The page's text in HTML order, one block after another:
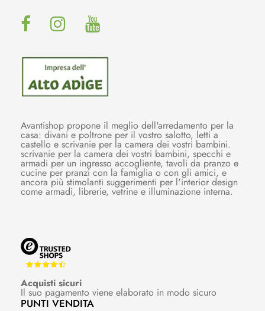
Avantishop propone il meglio dell'arredamento per la
casa: divani e poltrone per il vostro salotto, letti a
castello e scrivanie per la camera dei vostri bambini.
scrivanie per la camera dei vostri bambini, specchi e
armadi per un ingresso accogliente, tavoli da pranzo e
cucine per pranzi con la famiglia o con gli amici, e
ancora più stimolanti suggerimenti per l'interior design
come armadi, librerie, vetrine e illuminazione interna.
Acquisti sicuri
Il suo pagamento viene elaborato in modo sicuro
PUNTI VENDITA